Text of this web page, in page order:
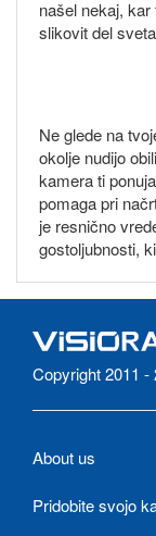
našel nekaj,
slikovit del
Ne glede na
okolje nudijo
kamera ti
pomaga pri
je resnično
gostoljubnosti,
Copyright 2011 -
About us
Pridobite svojo